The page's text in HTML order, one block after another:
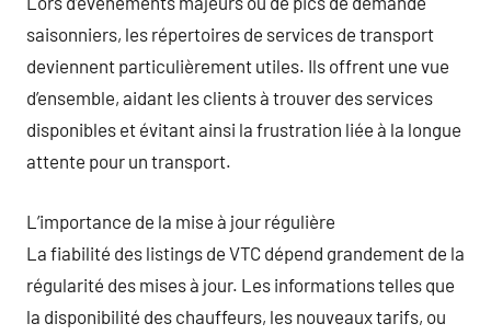
saisonniers, les répertoires de services de transport
deviennent particulièrement utiles. Ils offrent une vue
d’ensemble, aidant les clients à trouver des services
disponibles et évitant ainsi la frustration liée à la longue
attente pour un transport.
L’importance de la mise à jour régulière
La fiabilité des listings de VTC dépend grandement de la
régularité des mises à jour. Les informations telles que
la disponibilité des chauffeurs, les nouveaux tarifs, ou